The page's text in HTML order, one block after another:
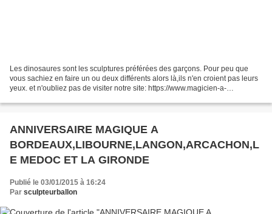
Les dinosaures sont les sculptures préférées des garçons. Pour peu que
vous sachiez en faire un ou deux différents alors là,ils n'en croient pas leurs
yeux. et n'oubliez pas de visiter notre site: https://www.magicien-a-
ANNIVERSAIRE MAGIQUE A
BORDEAUX,LIBOURNE,LANGON,ARCACHON,L
E MEDOC ET LA GIRONDE
Publié le 03/01/2015 à 16:24
Par sculpteurballon